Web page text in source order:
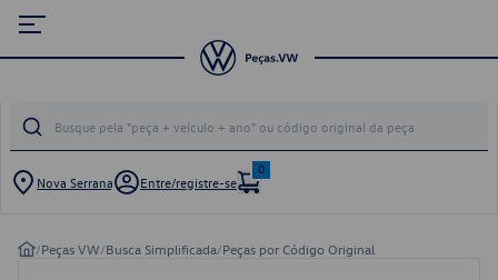
Nova Serrana Entre/registre-se
0
/Peças VW/Busca Simplificada/Peças por Código Original